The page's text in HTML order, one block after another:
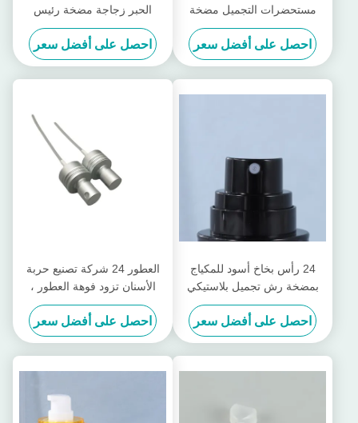
مستحضرات التجميل مضخة
رئيس الحبر التعبئة والتغليف
زجاجة رذاذ رئيس
احصل على أفضل سعر
الحبر زجاجة مضخة رئيس
غسول فراغ زجاجة مضخة
رئيس
احصل على أفضل سعر
24 رأس بخاخ أسود للمكياج
بمضخة رش تجميل بلاستيكي
رأس بخاخ حبر
احصل على أفضل سعر
العطور 24 شركة تصنيع حربة
الأسنان تزود فوهة العطور ،
الفم اللولبي ، الرذاذ ، زجاجة
الضغط المؤكسدة ، فوهة
العطور
احصل على أفضل سعر